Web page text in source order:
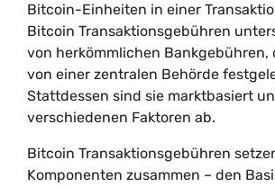
Bitcoin-Einheiten in einer
Bitcoin Transaktionsgebühren
von herkömmlichen Bankgebühren,
von einer zentralen Behörde
Stattdessen sind sie marktbasiert
verschiedenen Faktoren ab.
Bitcoin Transaktionsgebühren
Komponenten zusammen – den